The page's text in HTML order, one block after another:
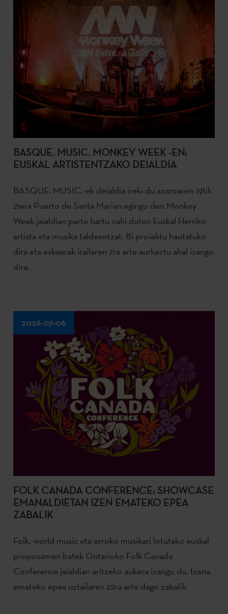
BASQUE. MUSIC. MONKEY WEEK -EN:
EUSKAL ARTISTENTZAKO DEIALDIA
BASQUE. MUSIC.-ek deialdia ireki du azaroaren 19tik
21era Puerto de Santa Marian egingo den Monkey
Week jaialdian parte hartu nahi duten Euskal Herriko
artista eta musika taldeentzat. Bi proiektu hautatuko
dira eta eskaerak irailaren 7ra arte aurkeztu ahal izango
dira.
2026-07-06
FOLK CANADA CONFERENCE: SHOWCASE
EMANALDIETAN IZEN EMATEKO EPEA
ZABALIK
Folk, world music eta erroko musikari lotutako euskal
proposamen batek Ontarioko Folk Canada
Conference jaialdian aritzeko aukera izango du. Izena
emateko epea uztailaren 22ra arte dago zabalik.